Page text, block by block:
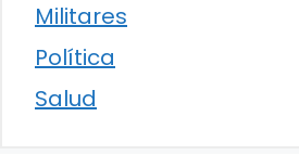
Militares
Política
Salud